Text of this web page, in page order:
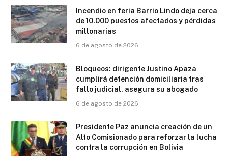
Incendio en feria Barrio Lindo deja cerca
de 10.000 puestos afectados y pérdidas
millonarias
6 de agosto de 2026
Bloqueos: dirigente Justino Apaza
cumplirá detención domiciliaria tras
fallo judicial, asegura su abogado
6 de agosto de 2026
Presidente Paz anuncia creación de un
Alto Comisionado para reforzar la lucha
contra la corrupción en Bolivia